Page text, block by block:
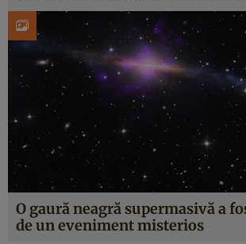
O gaură neagră supermasivă a
de un eveniment misterios